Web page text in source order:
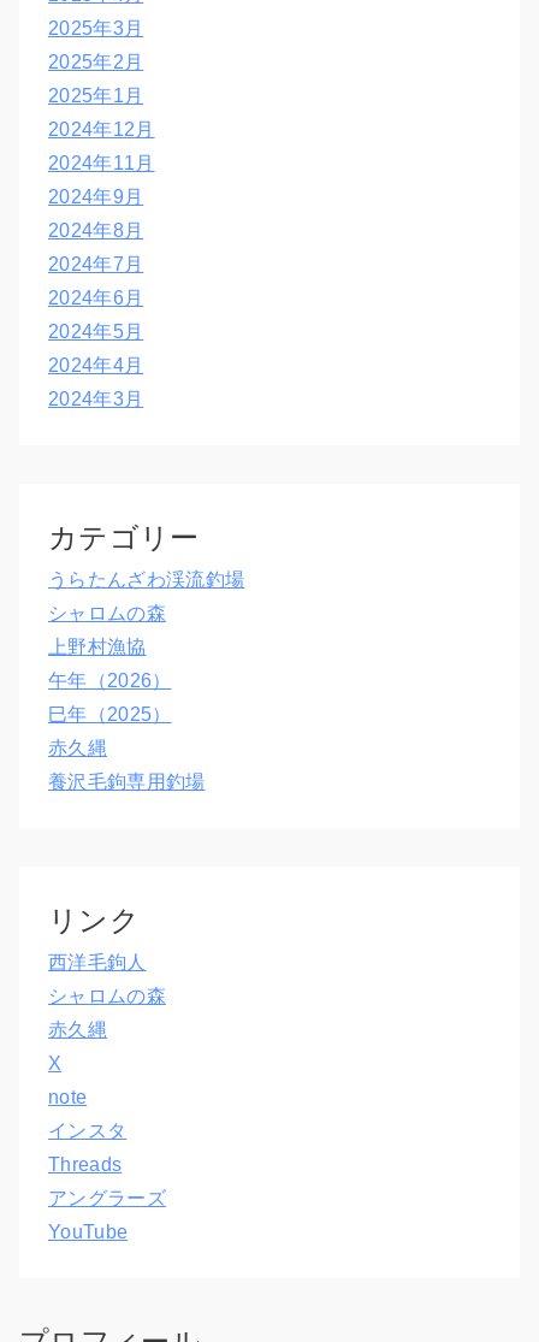
2025年3月
2025年2月
2025年1月
2024年12月
2024年11月
2024年9月
2024年8月
2024年7月
2024年6月
2024年5月
2024年4月
2024年3月
カテゴリー
うらたんざわ渓流釣場
シャロムの森
上野村漁協
午年（2026）
巳年（2025）
赤久縄
養沢毛鉤専用釣場
リンク
西洋毛鉤人
シャロムの森
赤久縄
X
note
インスタ
Threads
アングラーズ
YouTube